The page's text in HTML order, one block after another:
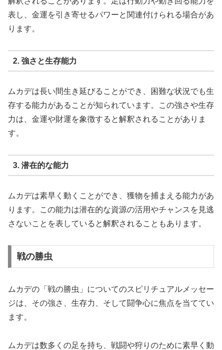
表し、金運を引き寄せるパワーと関連付けられる場合があ
ります。
2. 強さと生存能力
ムカデは長い間生き延びることができ、困難な状況でも生
存する能力があることが知られています。この強さや生存
力は、金運や財運を象徴すると解釈されることがありま
す。
3. 潜在的な能力
ムカデは素早く動くことができ、獲物を捕まえる能力があ
ります。この能力は潜在的な資源の活用やチャンスを見逃
さないことを表していると解釈されることもあります。
戦の勝虫
ムカデの「戦の勝虫」についてのスピリチュアルメッセー
ジは、その強さ、生存力、そして闘争心に焦点を当ててい
ます。
ムカデは数多くの足を持ち、戦闘や狩りのために素早く動